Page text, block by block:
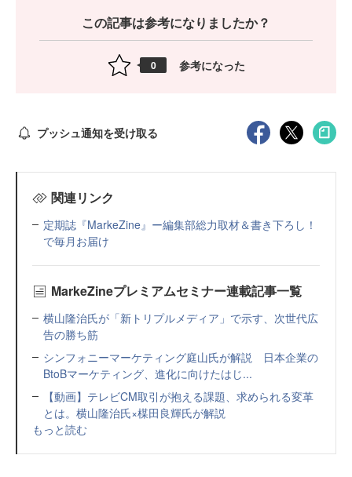
この記事は参考になりましたか？
0 参考になった
プッシュ通知を受け取る
関連リンク
定期誌『MarkeZine』ー編集部総力取材＆書き下ろし！
で毎月お届け
MarkeZineプレミアムセミナー連載記事一覧
横山隆治氏が「新トリプルメディア」で示す、次世代広
告の勝ち筋
シンフォニーマーケティング庭山氏が解説 日本企業の
BtoBマーケティング、進化に向けたはじ...
【動画】テレビCM取引が抱える課題、求められる変革
とは。横山隆治氏×楳田良輝氏が解説
もっと読む